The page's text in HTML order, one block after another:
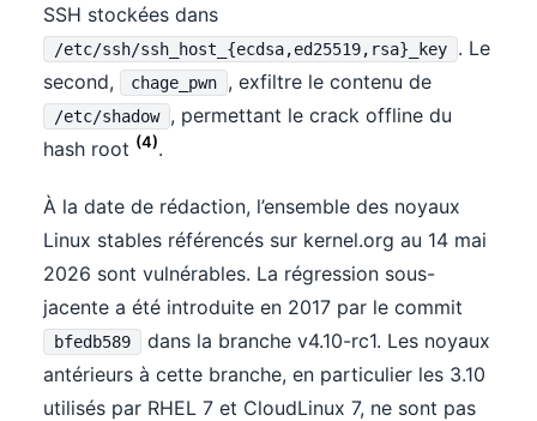
SSH stockées dans
/etc/ssh/ssh_host_{ecdsa,ed25519,rsa}_key
. Le
second,
chage_pwn , exfiltre le contenu de
/etc/shadow
, permettant le crack offline du
hash root (4).
À la date de rédaction, l’ensemble des noyaux
Linux stables référencés sur kernel.org au 14 mai
2026 sont vulnérables. La régression sous-
jacente a été introduite en 2017 par le commit
bfedb589
dans la branche v4.10-rc1. Les noyaux
antérieurs à cette branche, en particulier les 3.10
utilisés par RHEL 7 et CloudLinux 7, ne sont pas